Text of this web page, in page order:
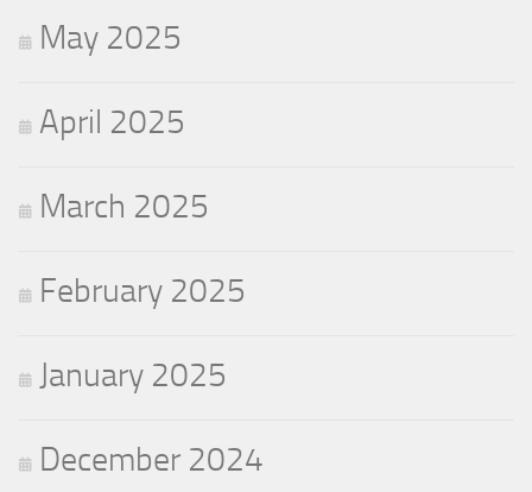
May 2025
April 2025
March 2025
February 2025
January 2025
December 2024